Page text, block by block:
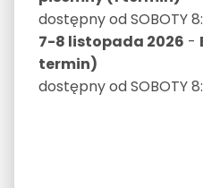
dostępny od SOBOTY
7-8 listopada 2026 -
termin)
dostępny od SOBOTY